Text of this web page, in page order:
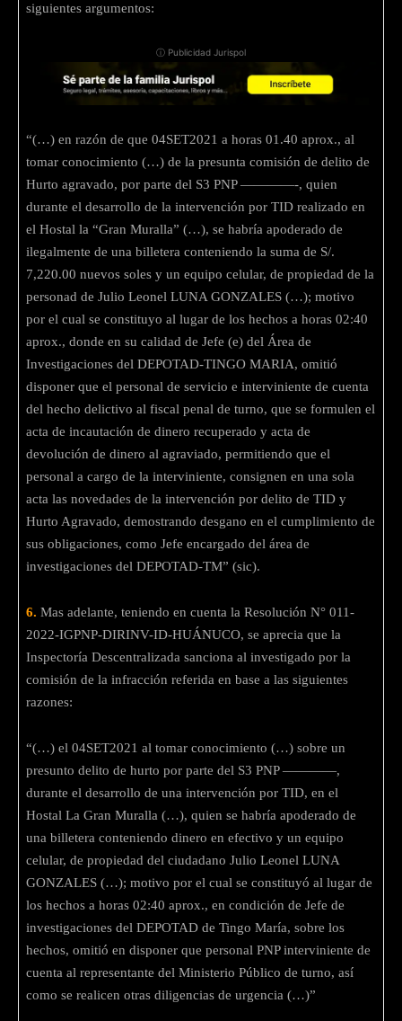
siguientes argumentos:
ⓘ Publicidad Jurispol
“(…) en razón de que 04SET2021 a horas 01.40 aprox., al
tomar conocimiento (…) de la presunta comisión de delito de
Hurto agravado, por parte del S3 PNP ————-, quien
durante el desarrollo de la intervención por TID realizado en
el Hostal la “Gran Muralla” (…), se habría apoderado de
ilegalmente de una billetera conteniendo la suma de S/.
7,220.00 nuevos soles y un equipo celular, de propiedad de la
personad de Julio Leonel LUNA GONZALES (…); motivo
por el cual se constituyo al lugar de los hechos a horas 02:40
aprox., donde en su calidad de Jefe (e) del Área de
Investigaciones del DEPOTAD-TINGO MARIA, omitió
disponer que el personal de servicio e interviniente de cuenta
del hecho delictivo al fiscal penal de turno, que se formulen el
acta de incautación de dinero recuperado y acta de
devolución de dinero al agraviado, permitiendo que el
personal a cargo de la interviniente, consignen en una sola
acta las novedades de la intervención por delito de TID y
Hurto Agravado, demostrando desgano en el cumplimiento de
sus obligaciones, como Jefe encargado del área de
investigaciones del DEPOTAD-TM” (sic).
6. Mas adelante, teniendo en cuenta la Resolución N° 011-
2022-IGPNP-DIRINV-ID-HUÁNUCO, se aprecia que la
Inspectoría Descentralizada sanciona al investigado por la
comisión de la infracción referida en base a las siguientes
razones:
“(…) el 04SET2021 al tomar conocimiento (…) sobre un
presunto delito de hurto por parte del S3 PNP ————,
durante el desarrollo de una intervención por TID, en el
Hostal La Gran Muralla (…), quien se habría apoderado de
una billetera conteniendo dinero en efectivo y un equipo
celular, de propiedad del ciudadano Julio Leonel LUNA
GONZALES (…); motivo por el cual se constituyó al lugar de
los hechos a horas 02:40 aprox., en condición de Jefe de
investigaciones del DEPOTAD de Tingo María, sobre los
hechos, omitió en disponer que personal PNP interviniente de
cuenta al representante del Ministerio Público de turno, así
como se realicen otras diligencias de urgencia (…)”